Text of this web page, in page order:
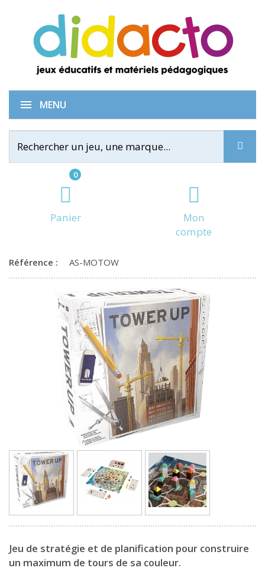
0
Panier
Mon
compte
MENU
Tower Up
Référence : AS-MOTOW
Jeu de stratégie et de planification pour construire
un maximum de tours de sa couleur.